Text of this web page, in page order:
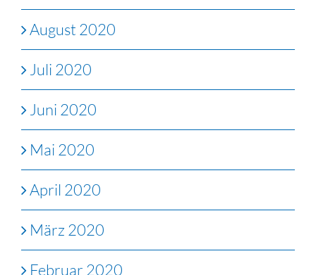
August 2020
Juli 2020
Juni 2020
Mai 2020
April 2020
März 2020
Februar 2020